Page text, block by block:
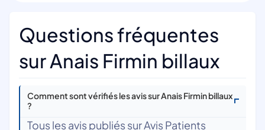
Questions fréquentes
sur Anais Firmin billaux
Comment sont vérifiés les avis sur Anais Firmin billaux
?
Tous les avis publiés sur Avis Patients